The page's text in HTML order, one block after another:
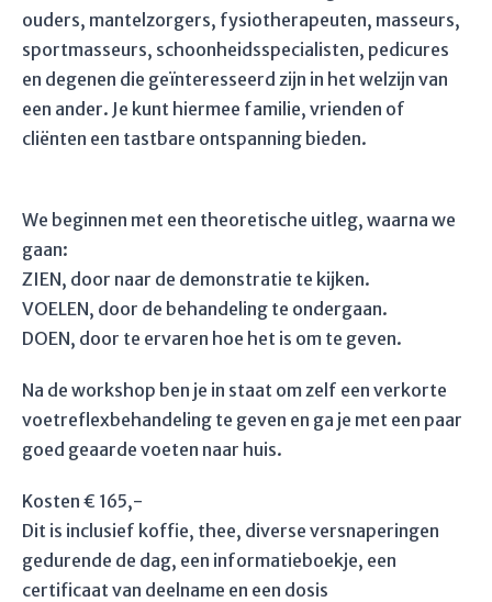
ouders, mantelzorgers, fysiotherapeuten, masseurs,
sportmasseurs, schoonheidsspecialisten, pedicures
en degenen die geïnteresseerd zijn in het welzijn van
een ander. Je kunt hiermee familie, vrienden of
cliënten een tastbare ontspanning bieden.
We beginnen met een theoretische uitleg, waarna we
gaan:
ZIEN, door naar de demonstratie te kijken.
VOELEN, door de behandeling te ondergaan.
DOEN, door te ervaren hoe het is om te geven.
Na de workshop ben je in staat om zelf een verkorte
voetreflexbehandeling te geven en ga je met een paar
goed geaarde voeten naar huis.
Kosten € 165,-
Dit is inclusief koffie, thee, diverse versnaperingen
gedurende de dag, een informatieboekje, een
certificaat van deelname en een dosis